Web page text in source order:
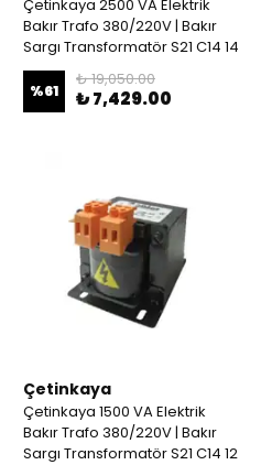
Çetinkaya 2500 VA Elektrik
Bakır Trafo 380/220V | Bakır
Sargı Transformatör S21 C14 14
%61
₺ 19,050.00
₺ 7,429.00
Çetinkaya
Çetinkaya 1500 VA Elektrik
Bakır Trafo 380/220V | Bakır
Sargı Transformatör S21 C14 12